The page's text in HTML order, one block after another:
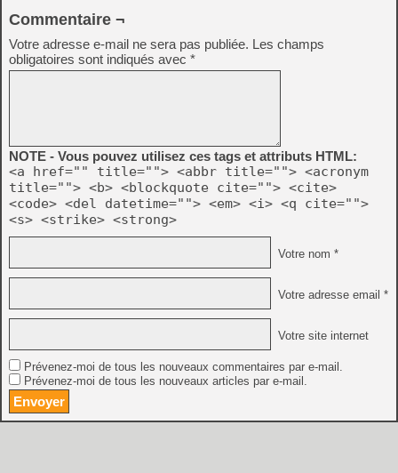
Commentaire ¬
Votre adresse e-mail ne sera pas publiée. Les champs
obligatoires sont indiqués avec *
NOTE - Vous pouvez utilisez ces tags et attributs HTML:
<a href="" title=""> <abbr title=""> <acronym
title=""> <b> <blockquote cite=""> <cite>
<code> <del datetime=""> <em> <i> <q cite="">
<s> <strike> <strong>
Votre nom *
Votre adresse email *
Votre site internet
Prévenez-moi de tous les nouveaux commentaires par e-mail.
Prévenez-moi de tous les nouveaux articles par e-mail.